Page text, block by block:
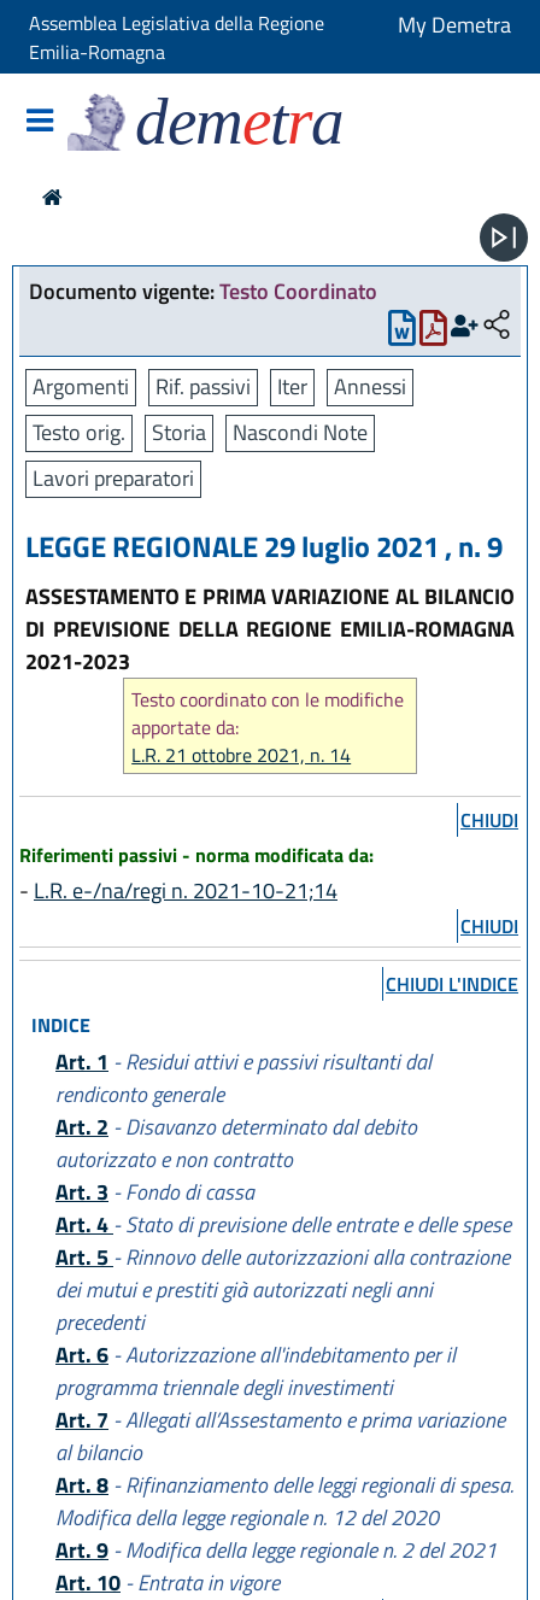
Assemblea Legislativa della Regione
Emilia-Romagna
My Demetra
demetra
Documento vigente:Testo Coordinato
Argomenti Rif. passivi Iter
Annessi
Testo orig.
Storia
Nascondi Note
Lavori preparatori
LEGGE REGIONALE 29 luglio 2021 , n. 9
ASSESTAMENTO E PRIMA VARIAZIONE AL BILANCIO
DI PREVISIONE DELLA REGIONE EMILIA-ROMAGNA
2021-2023
Testo coordinato con le modifiche
apportate da:
L.R. 21 ottobre 2021, n. 14
CHIUDI
Riferimenti passivi - norma modificata da:
- L.R. e-/na/regi n. 2021-10-21;14
CHIUDI
CHIUDI L'INDICE
INDICE
Art. 1 - Residui attivi e passivi risultanti dal
rendiconto generale
Art. 2 - Disavanzo determinato dal debito
autorizzato e non contratto
Art. 3 - Fondo di cassa
Art. 4 - Stato di previsione delle entrate e delle spese
Art. 5 - Rinnovo delle autorizzazioni alla contrazione
dei mutui e prestiti già autorizzati negli anni
precedenti
Art. 6 - Autorizzazione all'indebitamento per il
programma triennale degli investimenti
Art. 7 - Allegati all’Assestamento e prima variazione
al bilancio
Art. 8 - Rifinanziamento delle leggi regionali di spesa.
Modifica della legge regionale n. 12 del 2020
Art. 9 - Modifica della legge regionale n. 2 del 2021
Art. 10 - Entrata in vigore